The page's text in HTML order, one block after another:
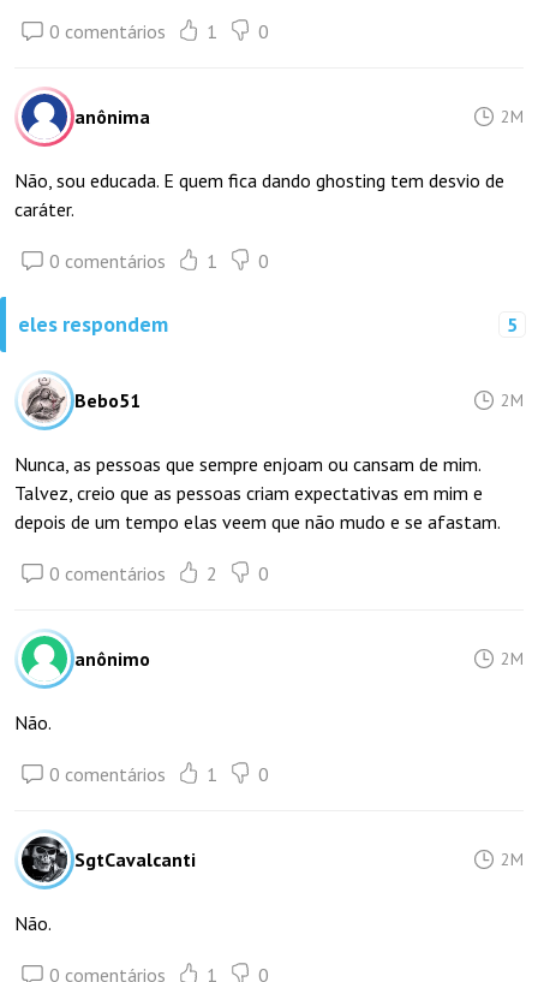
0 comentários 1 0
anônima 2M
Não, sou educada. E quem fica dando ghosting tem desvio de
caráter.
0 comentários 1 0
eles respondem 5
Bebo51 2M
Nunca, as pessoas que sempre enjoam ou cansam de mim.
Talvez, creio que as pessoas criam expectativas em mim e
depois de um tempo elas veem que não mudo e se afastam.
0 comentários 2 0
anônimo 2M
Não.
0 comentários 1 0
SgtCavalcanti 2M
Não.
0 comentários 1 0